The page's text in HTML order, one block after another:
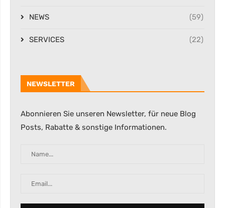
NEWS (59)
SERVICES (22)
NEWSLETTER
Abonnieren Sie unseren Newsletter, für neue Blog
Posts, Rabatte & sonstige Informationen.